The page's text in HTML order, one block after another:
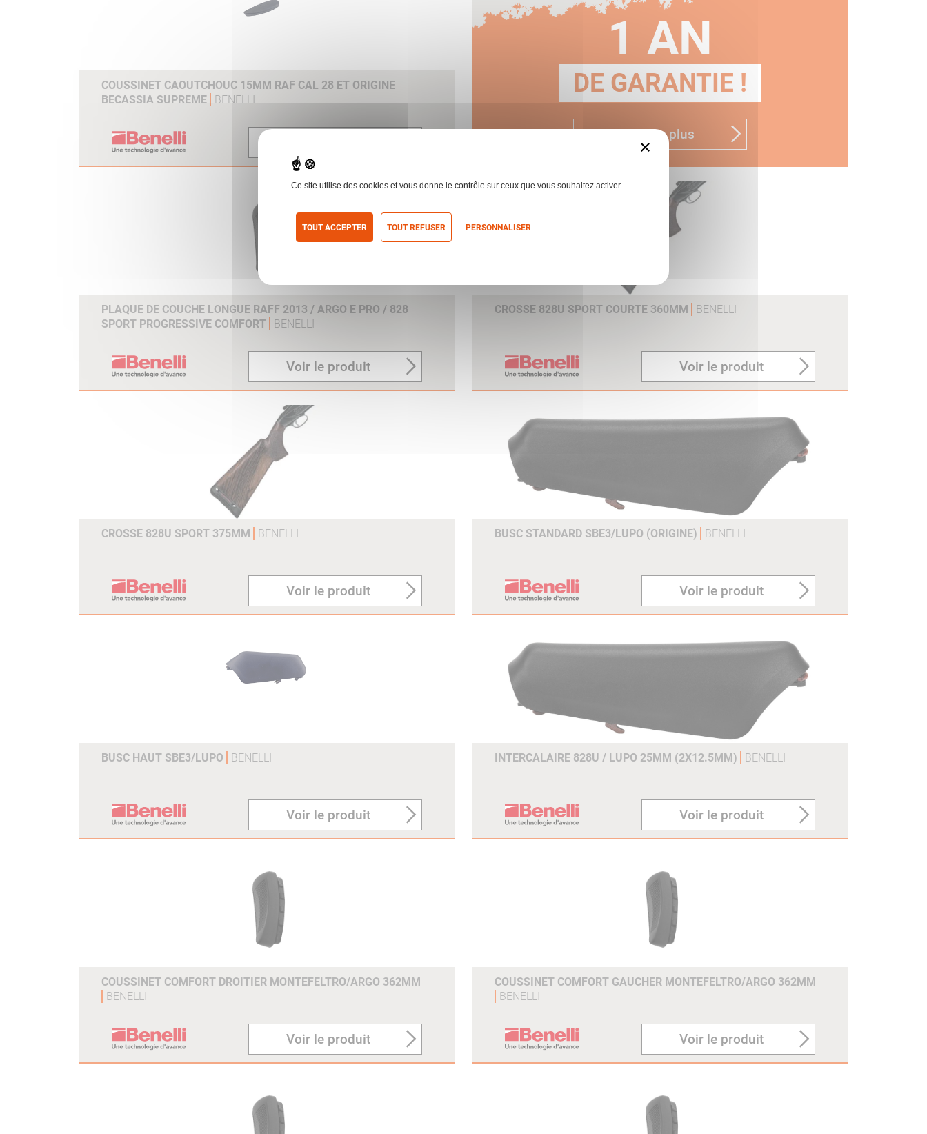
COUSSINET CAOUTCHOUC 15MM RAF CAL 28 ET ORIGINE
BECASSIA SUPREME
BENELLI
1 AN
DE GARANTIE !
En savoir plus
PLAQUE DE COUCHE LONGUE RAFF 2013 / ARGO E PRO / 828
SPORT PROGRESSIVE COMFORT
BENELLI
Voir le produit
CROSSE 828U SPORT COURTE 360MM BENELLI
Voir le produit
CROSSE 828U SPORT 375MM BENELLI
Voir le produit
BUSC STANDARD SBE3/LUPO (ORIGINE) BENELLI
Voir le produit
BUSC HAUT SBE3/LUPO BENELLI
Voir le produit
INTERCALAIRE 828U / LUPO 25MM (2X12.5MM) BENELLI
Voir le produit
COUSSINET COMFORT DROITIER MONTEFELTRO/ARGO 362MM
BENELLI
Voir le produit
COUSSINET COMFORT GAUCHER MONTEFELTRO/ARGO 362MM
BENELLI
Voir le produit
×
Ce site utilise des cookies et vous donne le contrôle sur ceux que vous souhaitez activer
TOUT ACCEPTER TOUT REFUSER PERSONNALISER